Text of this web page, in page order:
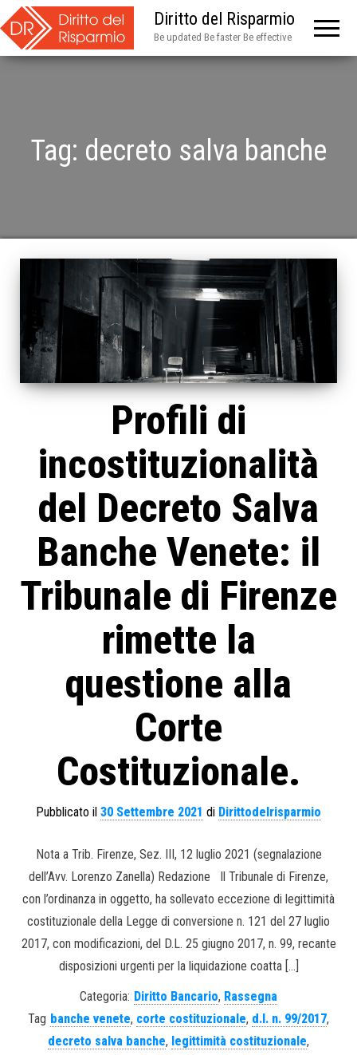
Diritto del Risparmio
Be updated Be faster Be effective
Tag: decreto salva banche
Profili di
incostituzionalità
del Decreto Salva
Banche Venete: il
Tribunale di Firenze
rimette la
questione alla
Corte
Costituzionale.
Pubblicato il 30 Settembre 2021 di Dirittodelrisparmio
Nota a Trib. Firenze, Sez. III, 12 luglio 2021 (segnalazione
dell’Avv. Lorenzo Zanella) Redazione Il Tribunale di Firenze,
con l’ordinanza in oggetto, ha sollevato eccezione di legittimità
costituzionale della Legge di conversione n. 121 del 27 luglio
2017, con modificazioni, del D.L. 25 giugno 2017, n. 99, recante
disposizioni urgenti per la liquidazione coatta […]
Categoria: Diritto Bancario, Rassegna
Tag banche venete, corte costituzionale, d.l. n. 99/2017,
decreto salva banche, legittimità costituzionale,